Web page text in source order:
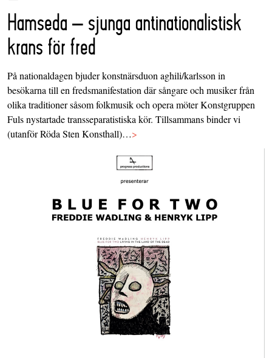
Hamseda – sjunga antinationalistisk
krans för fred
På nationaldagen bjuder konstnärsduon aghili/karlsson in
besökarna till en fredsmanifestation där sångare och musiker från
olika traditioner såsom folkmusik och opera möter Konstgruppen
Fuls nystartade transseparatistiska kör. Tillsammans binder vi
(utanför Röda Sten Konsthall)…>